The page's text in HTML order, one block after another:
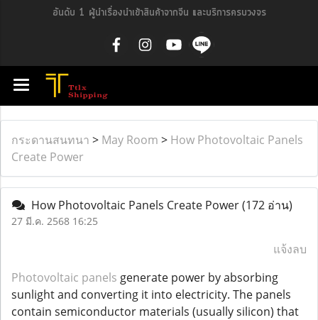
อันดับ 1 ผู้นำเรื่องนำเข้าสินค้าจากจีน และบริการครบวงจร
กระดานสนทนา > May Room > How Photovoltaic Panels
Create Power
How Photovoltaic Panels Create Power(172 อ่าน)
27 มี.ค. 2568 16:25
แจ้งลบ
Photovoltaic panels generate power by absorbing
sunlight and converting it into electricity. The panels
contain semiconductor materials (usually silicon) that